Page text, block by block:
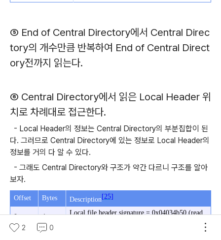
⑤ End of Central Directory에서 Central Direc
tory의 개수만큼 반복하여 End of Central Direct
ory전까지 읽는다.
⑥ Central Directory에서 읽은 Local Header 위
치로 차례대로 접근한다.
- Local Header의 정보는 Central Directory의 부분집합이 된
다. 그러므로 Central Directory에 있는 정보로 Local Header의
정보를 거의 다 알 수 있다.
- 그래도 Central Directory와 구조가 약간 다르니 구조를 알아
보자.
Offset Bytes Description [25]
0 4
Local file header signature = 0x04034b50 (read
4
2 0